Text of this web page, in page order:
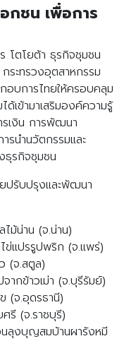
กชน เพื่อการ
โตโยต้า ธุรกิจชุมชน
ระทรวงอุตสาหกรรม
อบการไทยให้ครอบคลุม
เข้ามาเสริมองค์ความรู้
รเงิน การพัฒนา
นำนวัตกรรมและ
ธุรกิจชุมชน
ยปรับปรุงและพัฒนา
ม้น่าน (จ.น่าน)
ข่แปรรูปพริก (จ.แพร่)
(จ.สตูล)
กข้าวเม่า (จ.บุรีรัมย์)
(จ.อุดรธานี)
รี (จ.ราชบุรี)
นลุงบุญสมบ้านผารังหมี